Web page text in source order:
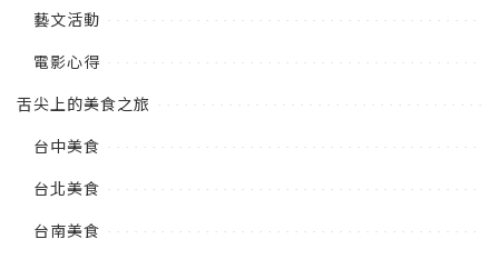
藝文活動
電影心得
舌尖上的美食之旅
台中美食
台北美食
台南美食